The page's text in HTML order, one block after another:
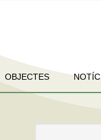
OBJECTES